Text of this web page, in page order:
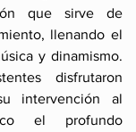
que sirve de
llenando el
y dinamismo.
disfrutaron
intervención al
el profundo